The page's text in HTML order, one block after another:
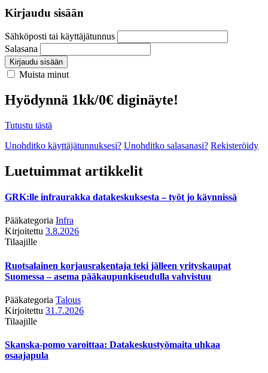
Kirjaudu sisään
Sähköposti tai käyttäjätunnus
Salasana
Kirjaudu sisään
Muista minut
Hyödynnä 1kk/0€ diginäyte!
Tutustu tästä
Unohditko käyttäjätunnuksesi? Unohditko salasanasi? Rekisteröidy
Luetuimmat artikkelit
GRK:lle infraurakka datakeskuksesta – työt jo käynnissä
Pääkategoria Infra
Kirjoitettu 3.8.2026
Tilaajille
Ruotsalainen korjausrakentaja teki jälleen yrityskaupat
Suomessa – asema pääkaupunkiseudulla vahvistuu
Pääkategoria Talous
Kirjoitettu 31.7.2026
Tilaajille
Skanska-pomo varoittaa: Datakeskustyömaita uhkaa
osaajapula